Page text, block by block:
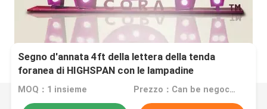
Segno d'annata 4ft della lettera della tenda
foranea di HIGHSPAN con le lampadine
MOQ：1 insieme Prezzo：Can be negociated